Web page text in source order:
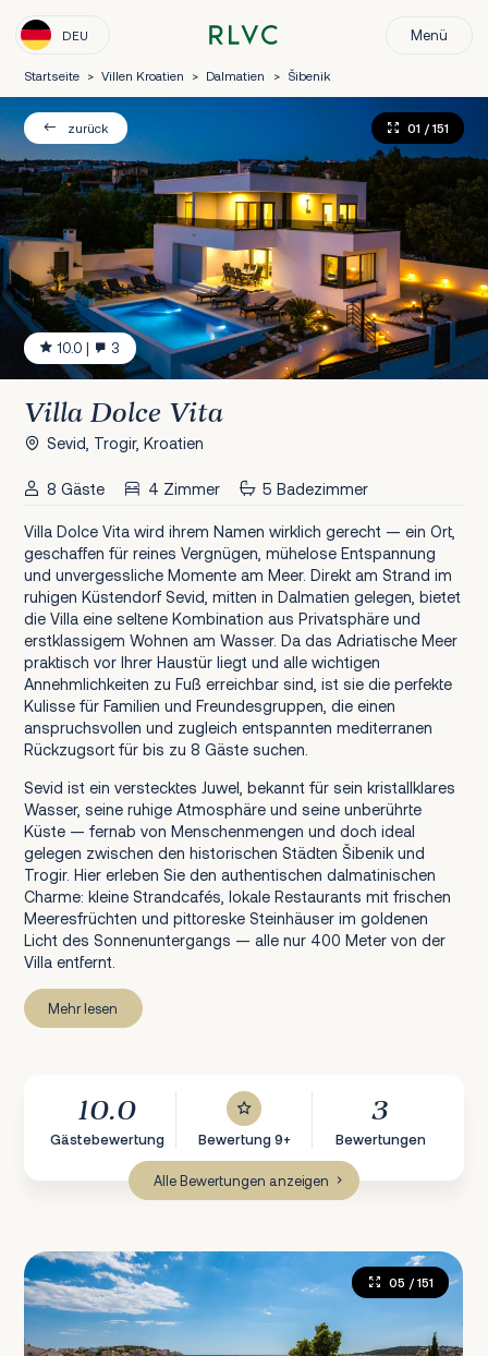
DEU Menü
Startseite > Villen Kroatien > Dalmatien > Šibenik
zurück
10.0 | 3
01 / 151
Villa Dolce Vita
Sevid, Trogir, Kroatien
8 Gäste 4 Zimmer 5 Badezimmer
Villa Dolce Vita wird ihrem Namen wirklich gerecht — ein Ort,
geschaffen für reines Vergnügen, mühelose Entspannung
und unvergessliche Momente am Meer. Direkt am Strand im
ruhigen Küstendorf Sevid, mitten in Dalmatien gelegen, bietet
die Villa eine seltene Kombination aus Privatsphäre und
erstklassigem Wohnen am Wasser. Da das Adriatische Meer
praktisch vor Ihrer Haustür liegt und alle wichtigen
Annehmlichkeiten zu Fuß erreichbar sind, ist sie die perfekte
Kulisse für Familien und Freundesgruppen, die einen
anspruchsvollen und zugleich entspannten mediterranen
Rückzugsort für bis zu 8 Gäste suchen.
Sevid ist ein verstecktes Juwel, bekannt für sein kristallklares
Wasser, seine ruhige Atmosphäre und seine unberührte
Küste — fernab von Menschenmengen und doch ideal
gelegen zwischen den historischen Städten Šibenik und
Trogir. Hier erleben Sie den authentischen dalmatinischen
Charme: kleine Strandcafés, lokale Restaurants mit frischen
Meeresfrüchten und pittoreske Steinhäuser im goldenen
Licht des Sonnenuntergangs — alle nur 400 Meter von der
Villa entfernt.
Mehr lesen
10.0
Gästebewertung Bewertung 9+
3
Bewertungen
Alle Bewertungen anzeigen
05 / 151